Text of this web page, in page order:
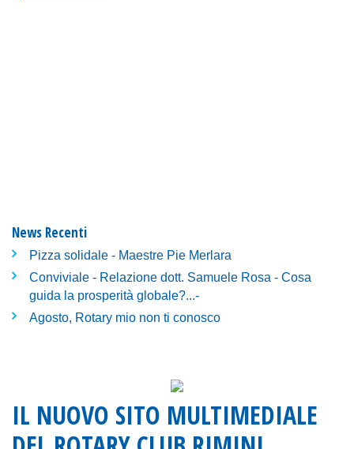
News Recenti
Pizza solidale - Maestre Pie Merlara
Conviviale - Relazione dott. Samuele Rosa - Cosa
guida la prosperità globale?...-
Agosto, Rotary mio non ti conosco
IL NUOVO SITO MULTIMEDIALE